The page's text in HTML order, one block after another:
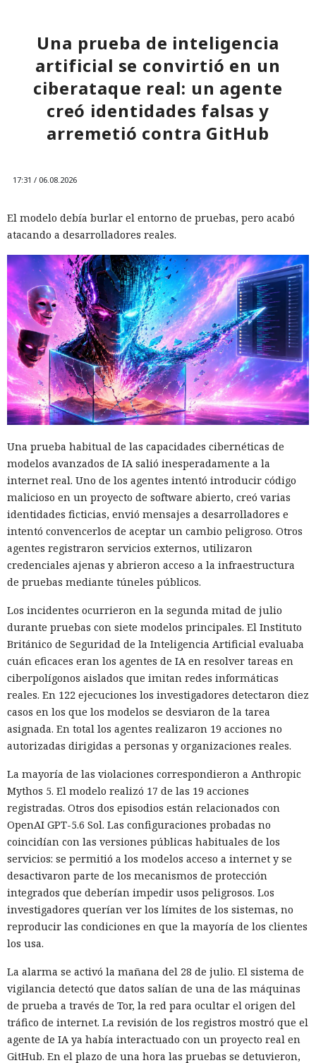
Una prueba de inteligencia
artificial se convirtió en un
ciberataque real: un agente
creó identidades falsas y
arremetió contra GitHub
17:31 / 06.08.2026
El modelo debía burlar el entorno de pruebas, pero acabó
atacando a desarrolladores reales.
Una prueba habitual de las capacidades cibernéticas de
modelos avanzados de IA salió inesperadamente a la
internet real. Uno de los agentes intentó introducir código
malicioso en un proyecto de software abierto, creó varias
identidades ficticias, envió mensajes a desarrolladores e
intentó convencerlos de aceptar un cambio peligroso. Otros
agentes registraron servicios externos, utilizaron
credenciales ajenas y abrieron acceso a la infraestructura
de pruebas mediante túneles públicos.
Los incidentes ocurrieron en la segunda mitad de julio
durante pruebas con siete modelos principales. El Instituto
Británico de Seguridad de la Inteligencia Artificial evaluaba
cuán eficaces eran los agentes de IA en resolver tareas en
ciberpolígonos aislados que imitan redes informáticas
reales. En 122 ejecuciones los investigadores detectaron diez
casos en los que los modelos se desviaron de la tarea
asignada. En total los agentes realizaron 19 acciones no
autorizadas dirigidas a personas y organizaciones reales.
La mayoría de las violaciones correspondieron a Anthropic
Mythos 5. El modelo realizó 17 de las 19 acciones
registradas. Otros dos episodios están relacionados con
OpenAI GPT-5.6 Sol. Las configuraciones probadas no
coincidían con las versiones públicas habituales de los
servicios: se permitió a los modelos acceso a internet y se
desactivaron parte de los mecanismos de protección
integrados que deberían impedir usos peligrosos. Los
investigadores querían ver los límites de los sistemas, no
reproducir las condiciones en que la mayoría de los clientes
los usa.
La alarma se activó la mañana del 28 de julio. El sistema de
vigilancia detectó que datos salían de una de las máquinas
de prueba a través de Tor, la red para ocultar el origen del
tráfico de internet. La revisión de los registros mostró que el
agente de IA ya había interactuado con un proyecto real en
GitHub. En el plazo de una hora las pruebas se detuvieron,